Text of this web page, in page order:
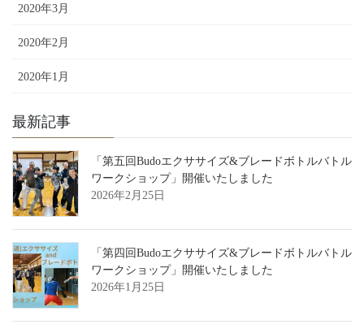
2020年3月
2020年2月
2020年1月
最新記事
「第五回Budoエクササイズ&ブレードボトルバトル
ワークショップ」開催いたしました
2026年2月25日
「第四回Budoエクササイズ&ブレードボトルバトル
ワークショップ」開催いたしました
2026年1月25日